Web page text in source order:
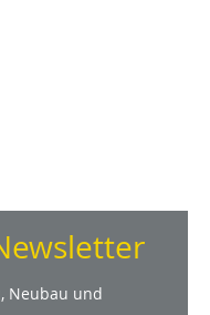
Neubau und